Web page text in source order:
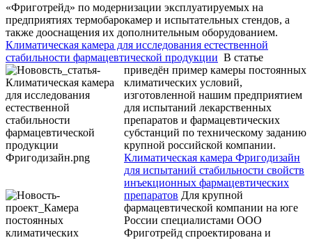
«Фриготрейд» по модернизации эксплуатируемых на
предприятиях термобарокамер и испытательных стендов, а
также дооснащения их дополнительным оборудованием.
Климатическая камера для исследования естественной
стабильности фармацевтической продукции В статье
приведён пример камеры постоянных
климатических условий,
изготовленной нашим предприятием
для испытаний лекарственных
препаратов и фармацевтических
субстанций по техническому заданию
крупной российской компании.
Климатическая камера Фригодизайн
для испытаний стабильности свойств
инъекционных фармацевтических
препаратов Для крупной
фармацевтической компании на юге
России специалистами ООО
Фриготрейд спроектирована и